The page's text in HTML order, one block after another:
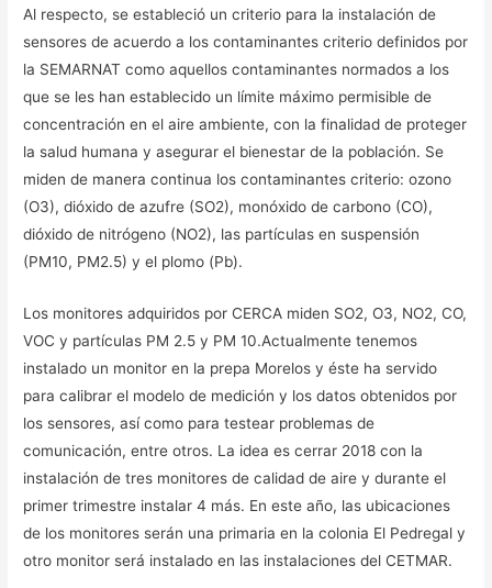
Al respecto, se estableció un criterio para la instalación de
sensores de acuerdo a los contaminantes criterio definidos por
la SEMARNAT como aquellos contaminantes normados a los
que se les han establecido un límite máximo permisible de
concentración en el aire ambiente, con la finalidad de proteger
la salud humana y asegurar el bienestar de la población. Se
miden de manera continua los contaminantes criterio: ozono
(O3), dióxido de azufre (SO2), monóxido de carbono (CO),
dióxido de nitrógeno (NO2), las partículas en suspensión
(PM10, PM2.5) y el plomo (Pb).
Los monitores adquiridos por CERCA miden SO2, O3, NO2, CO,
VOC y partículas PM 2.5 y PM 10.Actualmente tenemos
instalado un monitor en la prepa Morelos y éste ha servido
para calibrar el modelo de medición y los datos obtenidos por
los sensores, así como para testear problemas de
comunicación, entre otros. La idea es cerrar 2018 con la
instalación de tres monitores de calidad de aire y durante el
primer trimestre instalar 4 más. En este año, las ubicaciones
de los monitores serán una primaria en la colonia El Pedregal y
otro monitor será instalado en las instalaciones del CETMAR.